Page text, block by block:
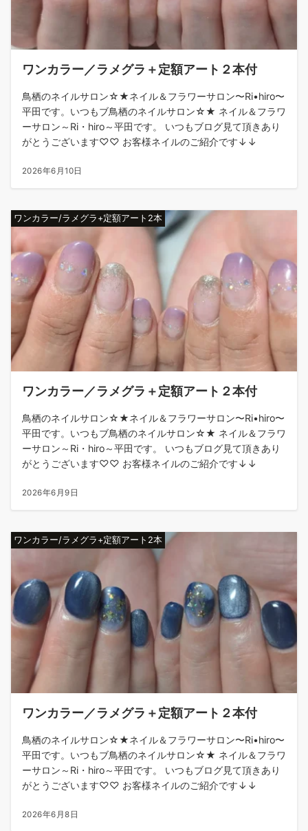
ワンカラー／ラメグラ＋定額アート２本付
鳥栖のネイルサロン☆★ネイル＆フラワーサロン〜Ri•hiro〜
平田です。いつもブ鳥栖のネイルサロン☆★ ネイル＆フラワ
ーサロン～Ri・hiro～平田です。 いつもブログ見て頂きあり
がとうございます♡♡ お客様ネイルのご紹介です↓↓
2026年6月10日
ワンカラー/ラメグラ+定額アート2本
ワンカラー／ラメグラ＋定額アート２本付
鳥栖のネイルサロン☆★ネイル＆フラワーサロン〜Ri•hiro〜
平田です。いつもブ鳥栖のネイルサロン☆★ ネイル＆フラワ
ーサロン～Ri・hiro～平田です。 いつもブログ見て頂きあり
がとうございます♡♡ お客様ネイルのご紹介です↓↓
2026年6月9日
ワンカラー/ラメグラ+定額アート2本
ワンカラー／ラメグラ＋定額アート２本付
鳥栖のネイルサロン☆★ネイル＆フラワーサロン〜Ri•hiro〜
平田です。いつもブ鳥栖のネイルサロン☆★ ネイル＆フラワ
ーサロン～Ri・hiro～平田です。 いつもブログ見て頂きあり
がとうございます♡♡ お客様ネイルのご紹介です↓↓
2026年6月8日